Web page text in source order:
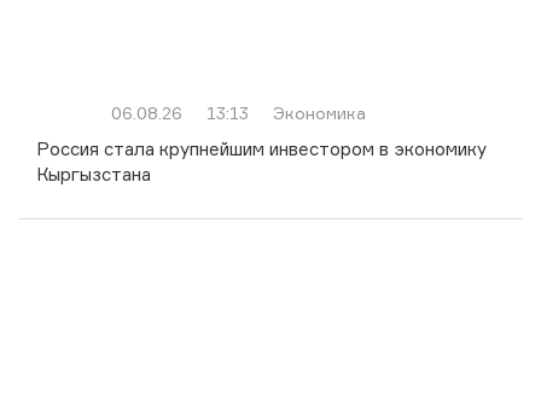
06.08.26 13:13 Экономика
Россия стала крупнейшим инвестором в экономику
Кыргызстана